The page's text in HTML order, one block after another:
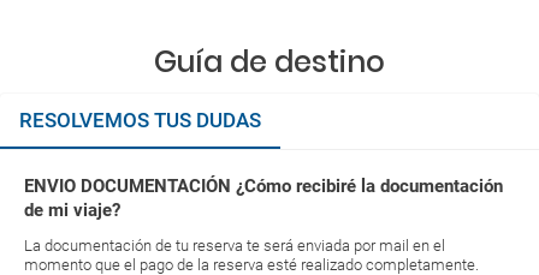
Guía de destino
RESOLVEMOS TUS DUDAS
ENVIO DOCUMENTACIÓN ¿Cómo recibiré la documentación
de mi viaje?
La documentación de tu reserva te será enviada por mail en el
momento que el pago de la reserva esté realizado completamente.